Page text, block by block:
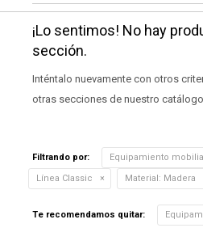
¡Lo sentimos! No hay
sección.
Inténtalo nuevamente con otros
otras secciones de nuestro
Filtrando por:
Equipamiento
Línea Classic
Material: Madera
Te recomendamos quitar: